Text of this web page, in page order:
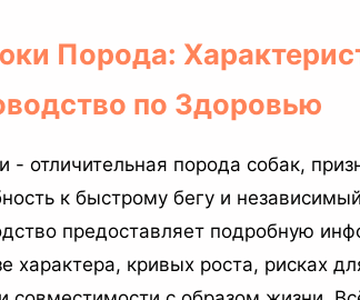
Порода:
по Здоровью
- отличительная порода собак,
к быстрому бегу и
предоставляет подробную
характера, кривых роста, рисках